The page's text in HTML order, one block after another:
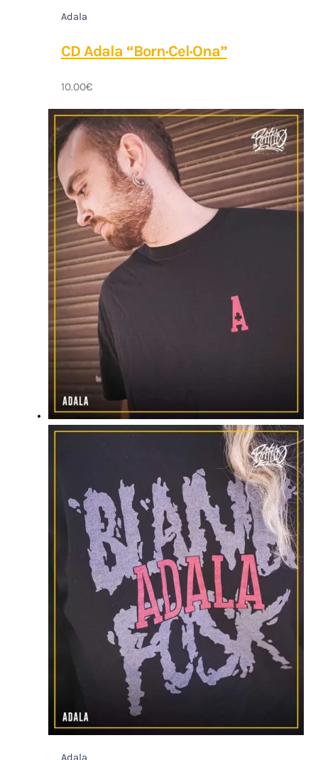
Adala
CD Adala “Born·Cel·Ona”
10.00€
Adala